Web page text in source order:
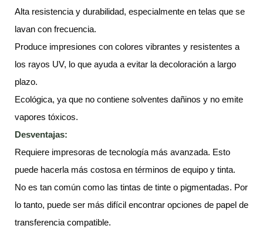
Alta resistencia y durabilidad, especialmente en telas que se
lavan con frecuencia.
Produce impresiones con colores vibrantes y resistentes a
los rayos UV, lo que ayuda a evitar la decoloración a largo
plazo.
Ecológica, ya que no contiene solventes dañinos y no emite
vapores tóxicos.
Desventajas:
Requiere impresoras de tecnología más avanzada. Esto
puede hacerla más costosa en términos de equipo y tinta.
No es tan común como las tintas de tinte o pigmentadas. Por
lo tanto, puede ser más difícil encontrar opciones de papel de
transferencia compatible.